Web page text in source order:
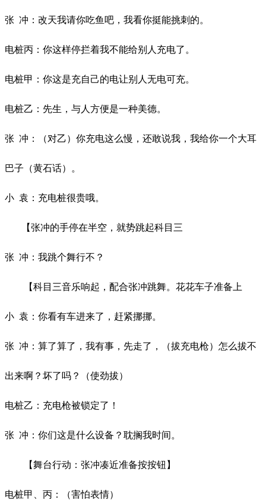
张 冲：改天我请你吃鱼吧，我看你挺能挑刺的。
电桩丙： 你这样停拦着我不能给别人充电了。
电桩甲：你这是充自己的电让别人无电可充。
电桩乙：先生，与人方便是一种美德。
张 冲：（对乙）你充电这么慢，还敢说我，我给你一个大耳
巴子（黄石话）。
小 袁：充电桩很贵哦。
【张冲的手停在半空，就势跳起科目三
张 冲：我跳个舞行不？
【科目三音乐响起，配合张冲跳舞。花花车子准备上
小 袁：你看有车进来了，赶紧挪挪。
张 冲：算了算了，我有事，先走了，（拔充电枪）怎么拔不
出来啊？坏了吗？（使劲拔）
电桩乙：充电枪被锁定了！
张 冲：你们这是什么设备？耽搁我时间。
【舞台行动：张冲凑近准备按按钮】
电桩甲、丙：（害怕表情）